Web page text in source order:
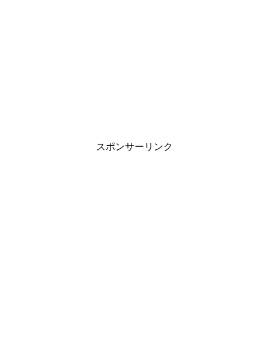
スポンサーリンク